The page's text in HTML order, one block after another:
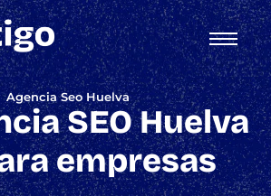
Agencia Seo Huelva
SEO Huelva
empresas